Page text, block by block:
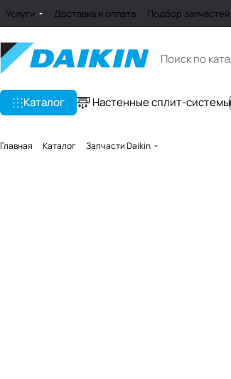
Услуги Доставка и оплата Подбор запчастей
Каталог Настенные сплит-системы
Главная Каталог Запчасти Daikin